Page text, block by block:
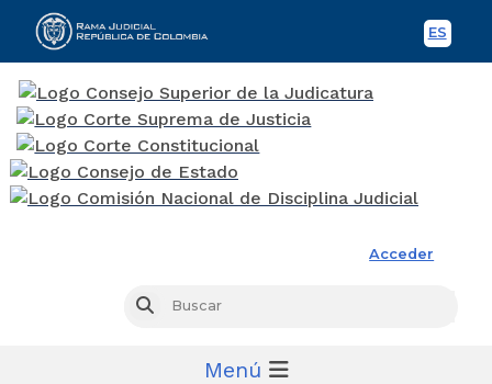
ES
Acceder
Buscar
Menú